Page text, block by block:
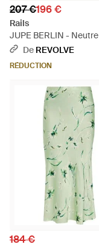
207 €196 €
Rails
JUPE BERLIN - Neutre
De REVOLVE
RÉDUCTION
184 €